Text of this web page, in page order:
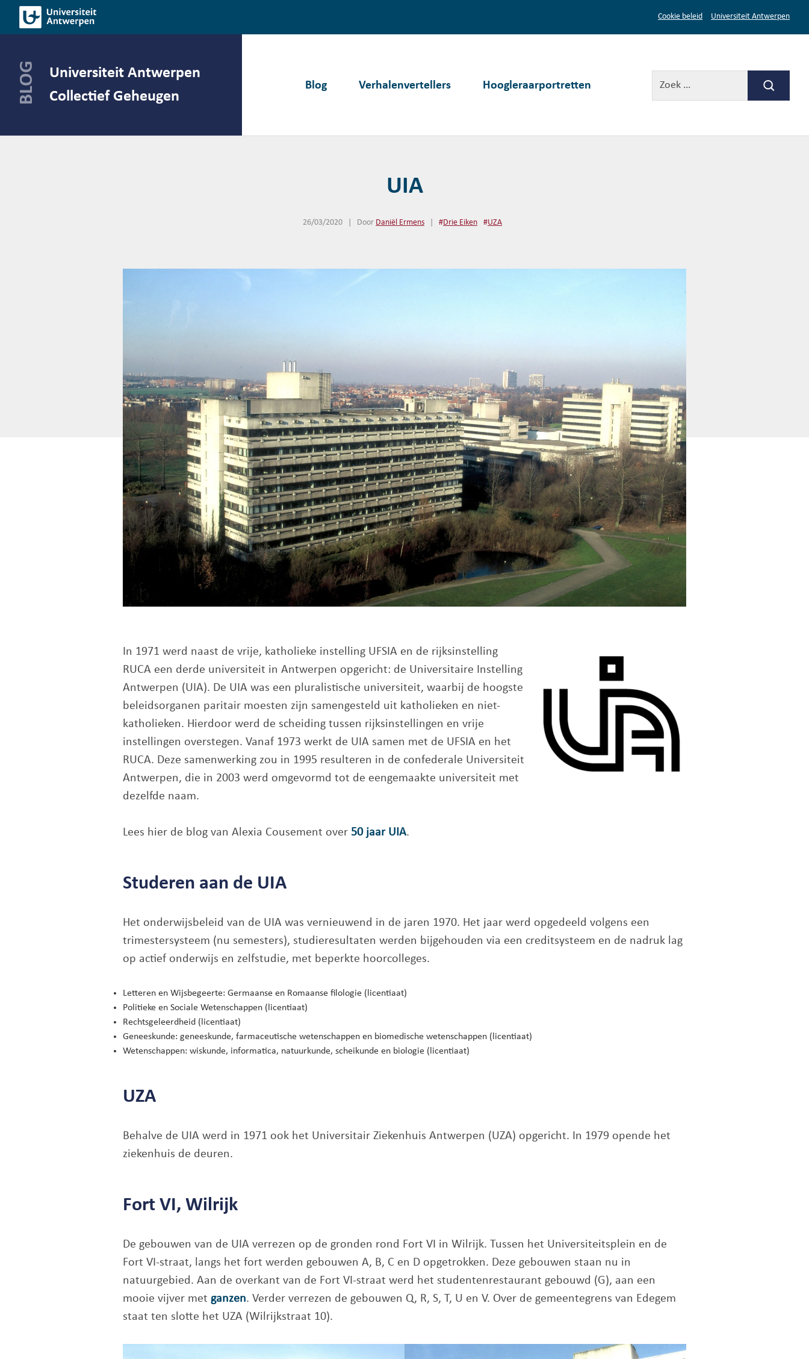
Spring
de
Cookie beleid Universiteit Antwerpen
Universiteit Antwerpen
Collectief Geheugen
Blog Verhalenvertellers Hoogleraarportretten
UIA
26/03/2020 Door Daniël Ermens #Drie Eiken #UZA
In 1971 werd naast de vrije, katholieke instelling UFSIA en de rijksinstelling
RUCA een derde universiteit in Antwerpen opgericht: de Universitaire Instelling
Antwerpen (UIA). De UIA was een pluralistische universiteit, waarbij de hoogste
beleidsorganen paritair moesten zijn samengesteld uit katholieken en niet-
katholieken. Hierdoor werd de scheiding tussen rijksinstellingen en vrije
instellingen overstegen. Vanaf 1973 werkt de UIA samen met de UFSIA en het
RUCA. Deze samenwerking zou in 1995 resulteren in de confederale Universiteit
Antwerpen, die in 2003 werd omgevormd tot de eengemaakte universiteit met
dezelfde naam.
Lees hier de blog van Alexia Cousement over 50 jaar UIA.
Studeren aan de UIA
Het onderwijsbeleid van de UIA was vernieuwend in de jaren 1970. Het jaar werd opgedeeld volgens een
trimestersysteem (nu semesters), studieresultaten werden bijgehouden via een creditsysteem en de nadruk lag
op actief onderwijs en zelfstudie, met beperkte hoorcolleges.
Letteren en Wijsbegeerte: Germaanse en Romaanse filologie (licentiaat)
Politieke en Sociale Wetenschappen (licentiaat)
Rechtsgeleerdheid (licentiaat)
Geneeskunde: geneeskunde, farmaceutische wetenschappen en biomedische wetenschappen (licentiaat)
Wetenschappen: wiskunde, informatica, natuurkunde, scheikunde en biologie (licentiaat)
UZA
Behalve de UIA werd in 1971 ook het Universitair Ziekenhuis Antwerpen (UZA) opgericht. In 1979 opende het
ziekenhuis de deuren.
Fort VI, Wilrijk
De gebouwen van de UIA verrezen op de gronden rond Fort VI in Wilrijk. Tussen het Universiteitsplein en de
Fort VI-straat, langs het fort werden gebouwen A, B, C en D opgetrokken. Deze gebouwen staan nu in
natuurgebied. Aan de overkant van de Fort VI-straat werd het studentenrestaurant gebouwd (G), aan een
mooie vijver met ganzen. Verder verrezen de gebouwen Q, R, S, T, U en V. Over de gemeentegrens van Edegem
staat ten slotte het UZA (Wilrijkstraat 10).